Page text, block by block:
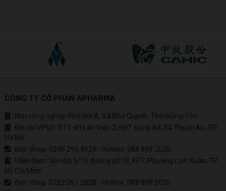
CÔNG TY CỔ PHẦN APHARMA
Khu công nghiệp Phố Nối A, Xã Như Quỳnh, Tỉnh Hưng Yên
Địa chỉ VPĐD: BT3-49 Lan Viên 2, KĐT Đặng Xá, Xã Thuận An, TP.
Hà Nội
Điện thoại: 0246 290 4629 - Hotline: 088 899 2020
Miền Nam: Số nhà 3/10 đường số 10, KP7, Phường Linh Xuân, TP.
Hồ Chí Minh
Điện thoại: 0282 261 2828 - Hotline: 088 899 2020